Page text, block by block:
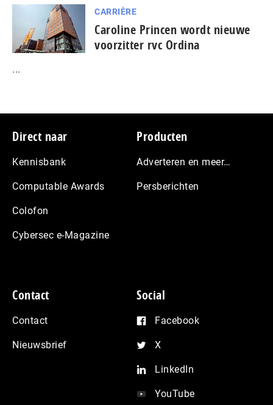
CARRIÈRE
Caroline Princen wordt nieuwe
voorzitter rvc Ordina
...
Footer
Direct naar
Kennisbank
Computable Awards
Colofon
Cybersec e-Magazine
Producten
Adverteren en meer…
Persberichten
Contact
Contact
Nieuwsbrief
Social
Facebook
X
LinkedIn
YouTube